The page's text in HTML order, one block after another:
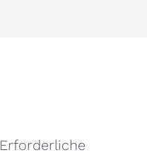
Erforderliche